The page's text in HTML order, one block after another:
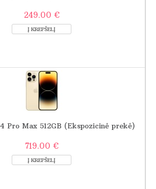
249.00 €
Pro Max 512GB (Ekspozicinė prekė)
719.00 €